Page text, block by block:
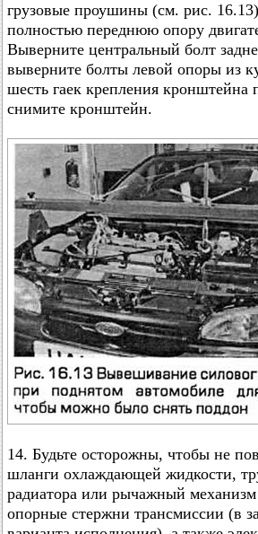
грузовые проушины (см. рис.
полностью переднюю опору
Выверните центральный болт
выверните болты левой опоры из
шесть гаек крепления кронштейна
снимите кронштейн.
14. Будьте осторожны, чтобы не
шланги охлаждающей жидкости,
радиатора или рычажный
опорные стержни трансмиссии (в